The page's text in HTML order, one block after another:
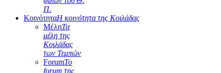
Π.
ΚοινότηταΗ κοινότητα της Κοιλάδας
ΜέληΤα
μέλη της
Κοιλάδας
των Τεμπών
ForumΤο
forum της